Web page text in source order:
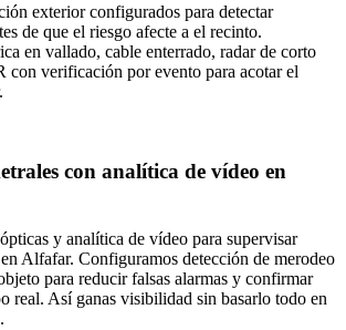
exterior configurados para detectar
de que el riesgo afecte a el recinto.
en vallado, cable enterrado, radar de corto
con verificación por evento para acotar el
con analítica de vídeo en
y analítica de vídeo para supervisar
Alfafar. Configuramos detección de merodeo
para reducir falsas alarmas y confirmar
real. Así ganas visibilidad sin basarlo todo en